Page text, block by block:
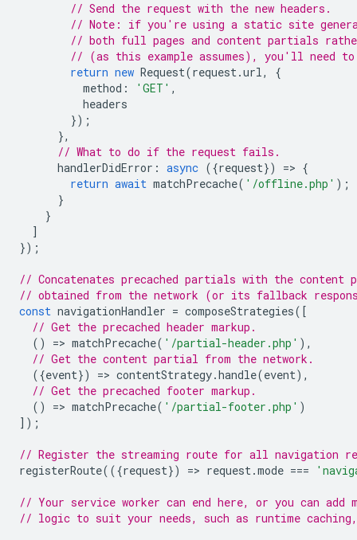
// Send the request with the new headers.
// Note: if you're using a static site
// both full pages and content partials
// (as this example assumes), you'll need to
return new Request(request.url,
{
method : 'GET' ,
headers
});
},
// What to do if the request fails.
handlerDidError : async ({request}) => {
return await matchPrecache( '/offline.php' );
}
}
]
});
// Concatenates precached partials with the content
// obtained from the network (or its fallback
const navigationHandler = composeStrategies([
// Get the precached header markup.
()
=> matchPrecache( '/partial-header.php' ),
// Get the content partial from the network.
({event}) => contentStrategy.handle(event),
// Get the precached footer markup.
()
=> matchPrecache( '/partial-footer.php' )
]);
// Register the streaming route for all navigation
registerRoute(({request}) => request.mode ===
// Your service worker can end here, or you can add
// logic to suit your needs, such as runtime